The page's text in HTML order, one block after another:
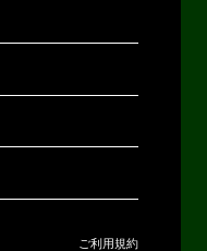
ご利用規約